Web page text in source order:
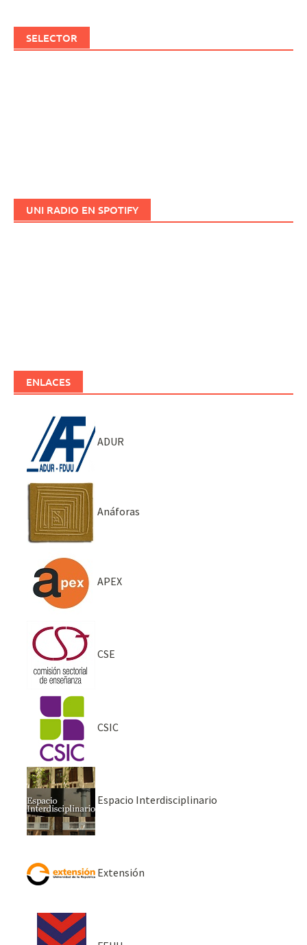
SELECTOR
UNI RADIO EN SPOTIFY
ENLACES
ADUR
Anáforas
APEX
CSE
CSIC
Espacio Interdisciplinario
Extensión